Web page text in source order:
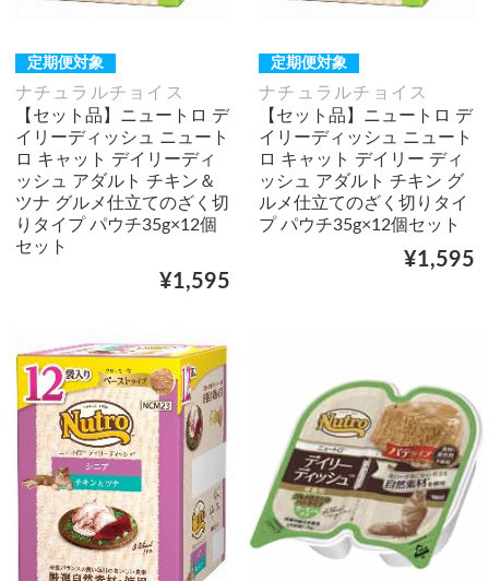
定期便対象
ナチュラルチョイス
【セット品】ニュートロ デ
イリーディッシュ ニュート
ロ キャット デイリーディ
ッシュ アダルト チキン＆
ツナ グルメ仕立てのざく切
りタイプ パウチ35g×12個
セット
¥1,595
定期便対象
ナチュラルチョイス
【セット品】ニュートロ デ
イリーディッシュ ニュート
ロ キャット デイリー ディ
ッシュ アダルト チキン グ
ルメ仕立てのざく切りタイ
プ パウチ35g×12個セット
¥1,595